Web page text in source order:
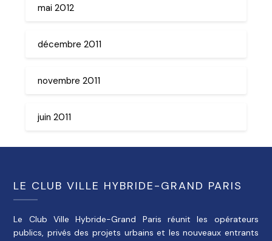
mai 2012
décembre 2011
novembre 2011
juin 2011
LE CLUB VILLE HYBRIDE-GRAND PARIS
Le Club Ville Hybride-Grand Paris réunit les opérateurs
publics, privés des projets urbains et les nouveaux entrants